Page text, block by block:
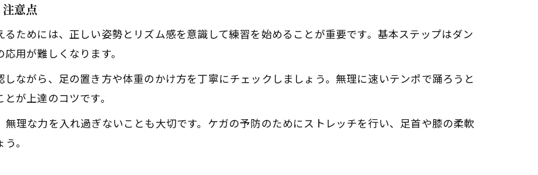
意点
ためには、正しい姿勢とリズム感を意識して練習を始めることが重要です。基本ステップはダン
用が難しくなります。
ながら、足の置き方や体重のかけ方を丁寧にチェックしましょう。無理に速いテンポで踊ろうと
が上達のコツです。
理な力を入れ過ぎないことも大切です。ケガの予防のためにストレッチを行い、足首や膝の柔軟
。